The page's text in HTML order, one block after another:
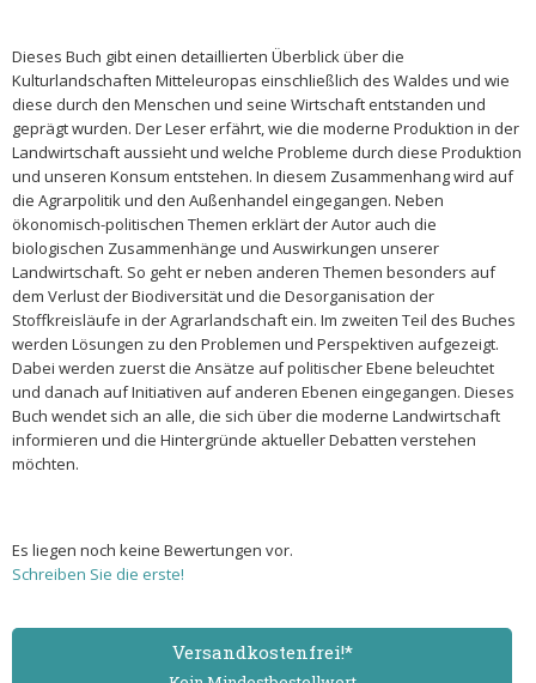
Dieses Buch gibt einen detaillierten Überblick über die
Kulturlandschaften Mitteleuropas einschließlich des Waldes und wie
diese durch den Menschen und seine Wirtschaft entstanden und
geprägt wurden. Der Leser erfährt, wie die moderne Produktion in der
Landwirtschaft aussieht und welche Probleme durch diese Produktion
und unseren Konsum entstehen. In diesem Zusammenhang wird auf
die Agrarpolitik und den Außenhandel eingegangen. Neben
ökonomisch-politischen Themen erklärt der Autor auch die
biologischen Zusammenhänge und Auswirkungen unserer
Landwirtschaft. So geht er neben anderen Themen besonders auf
dem Verlust der Biodiversität und die Desorganisation der
Stoffkreisläufe in der Agrarlandschaft ein. Im zweiten Teil des Buches
werden Lösungen zu den Problemen und Perspektiven aufgezeigt.
Dabei werden zuerst die Ansätze auf politischer Ebene beleuchtet
und danach auf Initiativen auf anderen Ebenen eingegangen. Dieses
Buch wendet sich an alle, die sich über die moderne Landwirtschaft
informieren und die Hintergründe aktueller Debatten verstehen
möchten.
Es liegen noch keine Bewertungen vor.
Schreiben Sie die erste!
Versand­kostenfrei!*